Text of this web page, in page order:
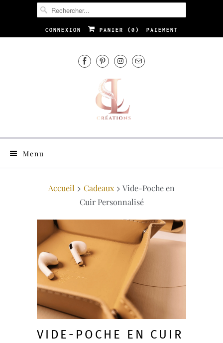
CONNEXION PANIER ( 0 ) PAIEMENT
Menu
Accueil Cadeaux
Vide-Poche en
Cuir Personnalisé
VIDE-POCHE EN CUIR